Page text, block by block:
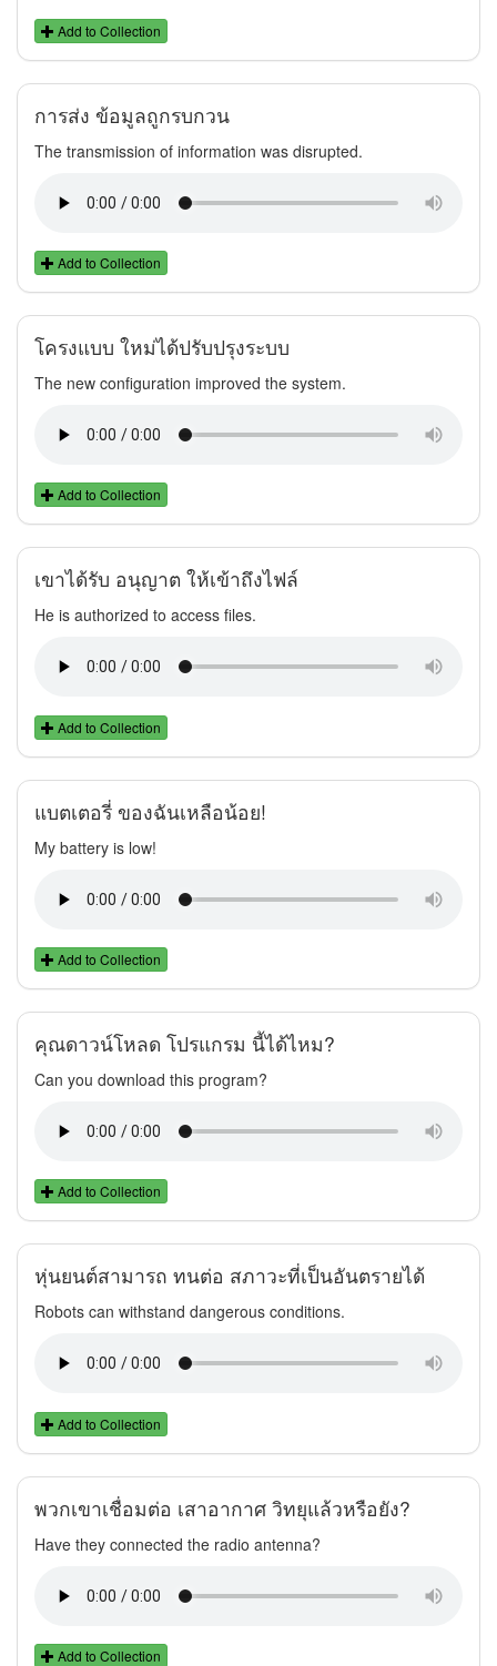
Add to Collection
การส่ง ข้อมูลถูกรบกวน
The transmission of information was disrupted.
Add to Collection
โครงแบบ ใหม่ได้ปรับปรุงระบบ
The new configuration improved the system.
Add to Collection
เขาได้รับ อนุญาต ให้เข้าถึงไฟล์
He is authorized to access files.
Add to Collection
แบตเตอรี่ ของฉันเหลือน้อย!
My battery is low!
Add to Collection
คุณดาวน์โหลด โปรแกรม นี้ได้ไหม?
Can you download this program?
Add to Collection
หุ่นยนต์สามารถ ทนต่อ สภาวะที่เป็นอันตรายได้
Robots can withstand dangerous conditions.
Add to Collection
พวกเขาเชื่อมต่อ เสาอากาศ วิทยุแล้วหรือยัง?
Have they connected the radio antenna?
Add to Collection